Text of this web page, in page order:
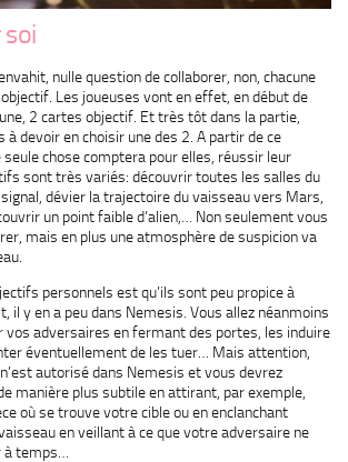
soi
nulle question de collaborer, non, chacune
Les joueuses vont en effet, en début de
2 cartes objectif. Et très tôt dans la partie,
à devoir en choisir une des 2. A partir de ce
seule chose comptera pour elles, réussir leur
sont très variés: découvrir toutes les salles du
dévier la trajectoire du vaisseau vers Mars,
un point faible d’alien,… Non seulement vous
mais en plus une atmosphère de suspicion va
personnels est qu’ils sont peu propice à
il y en a peu dans Nemesis. Vous allez néanmoins
vos adversaires en fermant des portes, les induire
éventuellement de les tuer… Mais attention,
autorisé dans Nemesis et vous devrez
manière plus subtile en attirant, par exemple,
où se trouve votre cible ou en enclanchant
en veillant à ce que votre adversaire ne
à temps…